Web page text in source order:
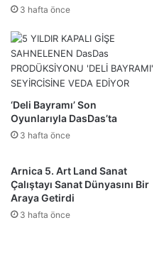
3 hafta önce
‘Deli Bayramı’ Son
Oyunlarıyla DasDas’ta
3 hafta önce
Arnica 5. Art Land Sanat
Çalıştayı Sanat Dünyasını Bir
Araya Getirdi
3 hafta önce